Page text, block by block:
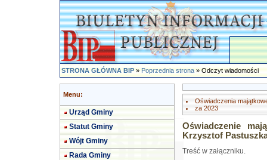
STRONA GŁÓWNA BIP»Poprzednia strona» Odczyt wiadomości
Menu:
Urząd Gminy
Statut Gminy
Wójt Gminy
Rada Gminy
Oświadczenia
za 2023
Oświadczenie
Krzysztof
Treść w załączniku.